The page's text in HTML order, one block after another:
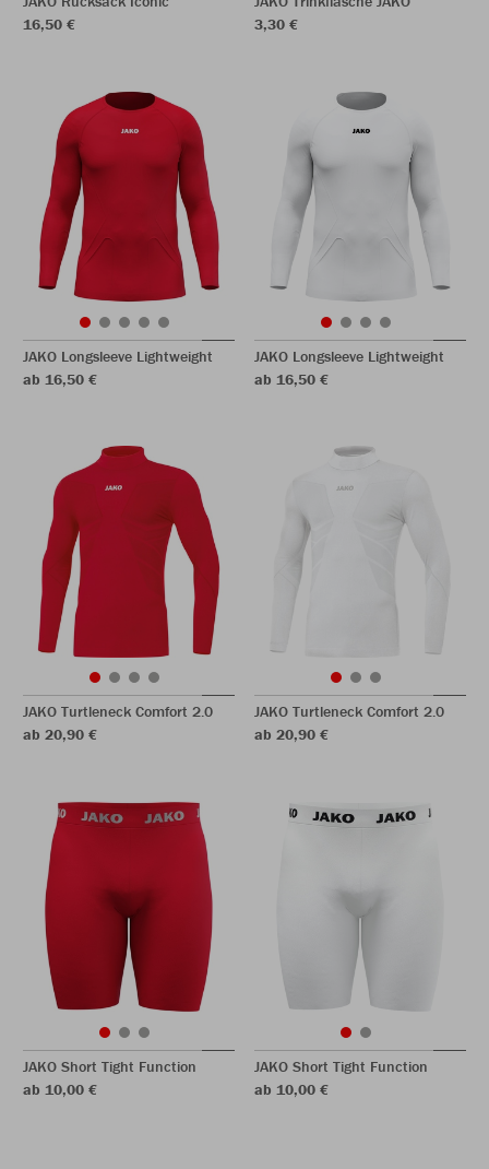
16,50 €
3,30 €
JAKO Longsleeve Lightweight
ab 16,50 €
JAKO Longsleeve Lightweight
ab 16,50 €
JAKO Turtleneck Comfort 2.0
ab 20,90 €
JAKO Turtleneck Comfort 2.0
ab 20,90 €
JAKO Short Tight Function
ab 10,00 €
JAKO Short Tight Function
ab 10,00 €